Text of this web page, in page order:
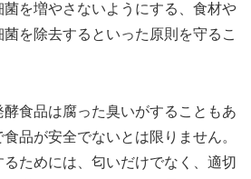
を増やさないようにする、食材や
を除去するといった原則を守るこ
食品は腐った臭いがすることもあ
品が安全でないとは限りません。
ためには、匂いだけでなく、適切